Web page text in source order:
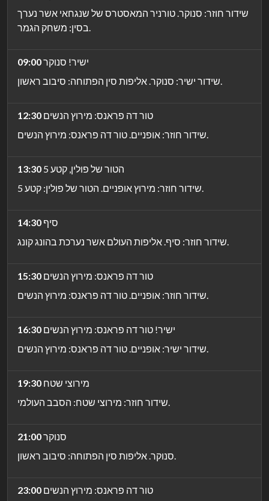
שידור חוזר: סנוקר. טורניר המאסטרס של שנגחאי אשר נערך
בסין: משחק הגמר.
09:00ישיר! סנוקר
שידור ישיר: סנוקר. אליפות סין הפתוחה: סיבוב ראשון.
12:30 טור דה פראנס: מירוץ הנשים
שידור חוזר: אופניים. טור דה פראנס: מירוץ הנשים.
13:30
הטור של פולין, קטע 5
שידור חוזר: מירוץ אופניים. הטור של פולין: קטע 5.
14:30 סיף
שידור חוזר: סיף. אליפות העולם אשר נערכת בהונג קונג.
15:30 טור דה פראנס: מירוץ הנשים
שידור חוזר: אופניים. טור דה פראנס: מירוץ הנשים.
16:30 ישיר! טור דה פראנס: מירוץ הנשים
שידור ישיר: אופניים. טור דה פראנס: מירוץ הנשים.
19:30 מירוצי שטח
שידור חוזר: מירוצי שטח: הסבב העולמי.
21:00סנוקר
סנוקר. אליפות סין הפתוחה: סיבוב ראשון.
23:00 טור דה פראנס: מירוץ הנשים